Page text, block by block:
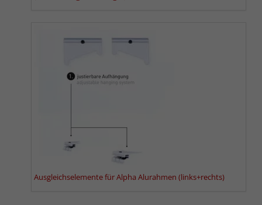
Ausgleichselemente für Alpha Alurahmen (links+rechts)